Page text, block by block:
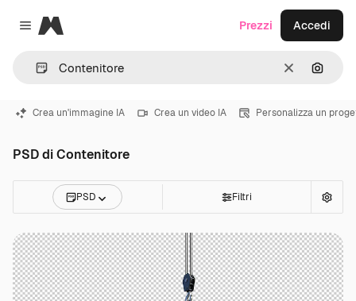
Close menu
Magnific
CancellaCerca
Prezzi Accedi
Crea un'immagine IA Crea un video IA Personalizza un
PSD di Contenitore
PSD Filtri